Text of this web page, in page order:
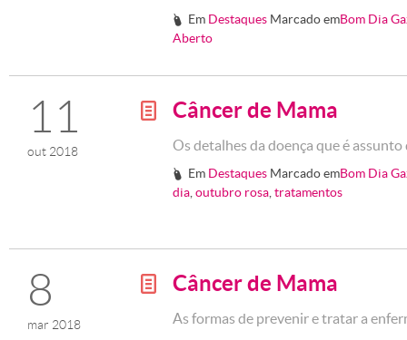
# Em Destaques Marcado emBom Dia
Aberto
11
out 2018
g Câncer de Mama
Os detalhes da doença que é
# Em Destaques Marcado emBom Dia
dia outubro rosa tratamentos
8
mar 2018
g Câncer de Mama
As formas de prevenir e tratar a